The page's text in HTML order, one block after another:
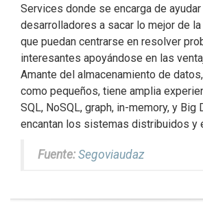
Services donde se encarga de
desarrolladores a sacar lo mejor de
que puedan centrarse en resolver
interesantes apoyándose en las
Amante del almacenamiento de
como pequeños, tiene amplia
SQL, NoSQL, graph, in-memory, y Big
encantan los sistemas distribuidos y
Fuente: Segoviaudaz